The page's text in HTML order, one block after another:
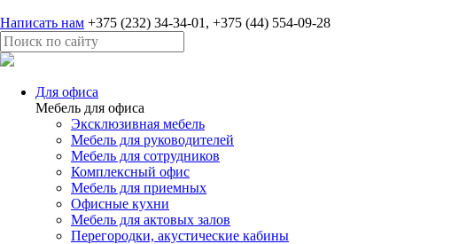
Написать нам +375 (232) 34-34-01 , +375 (44) 554-09-28
Для офиса
Мебель для офиса
Эксклюзивная мебель
Мебель для руководителей
Мебель для сотрудников
Комплексный офис
Мебель для приемных
Офисные кухни
Мебель для актовых залов
Перегородки, акустические кабины